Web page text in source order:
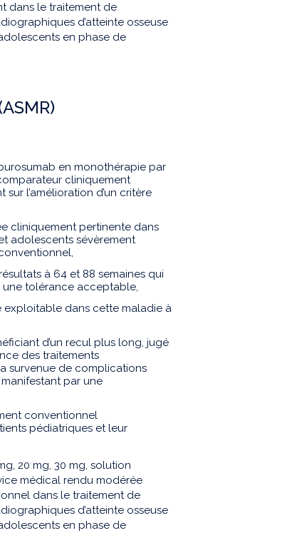
dans le traitement de
d’atteinte osseuse
en phase de
en monothérapie par
cliniquement
l’amélioration d’un critère
cliniquement pertinente dans
adolescents sévèrement
à 64 et 88 semaines qui
une tolérance acceptable,
exploitable dans cette maladie à
d’un recul plus long, jugé
des traitements
survenue de complications
par une
conventionnel
pédiatriques et leur
20 mg, 30 mg, solution
médical rendu modérée
dans le traitement de
d’atteinte osseuse
en phase de